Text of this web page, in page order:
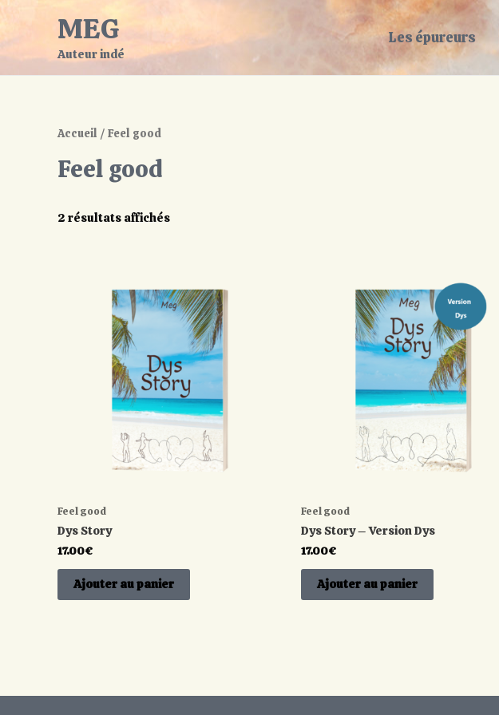
MEG
Auteur indé
Les épureurs
Accueil / Feel good
Feel good
2 résultats affichés
Feel good
Dys Story
17.00€
Ajouter au panier
Feel good
Dys Story – Version Dys
17.00€
Ajouter au panier